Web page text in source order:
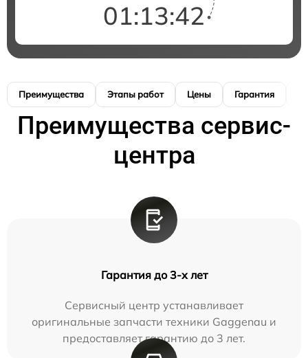
01:13:41
Преимущества Этапы работ Цены Гарантия
Преимущества сервис-
центра
Гарантия до 3-х лет
Сервисный центр устанавливает
оригинальные запчасти техники Gaggenau и
предоставляет гарантию до 3 лет.